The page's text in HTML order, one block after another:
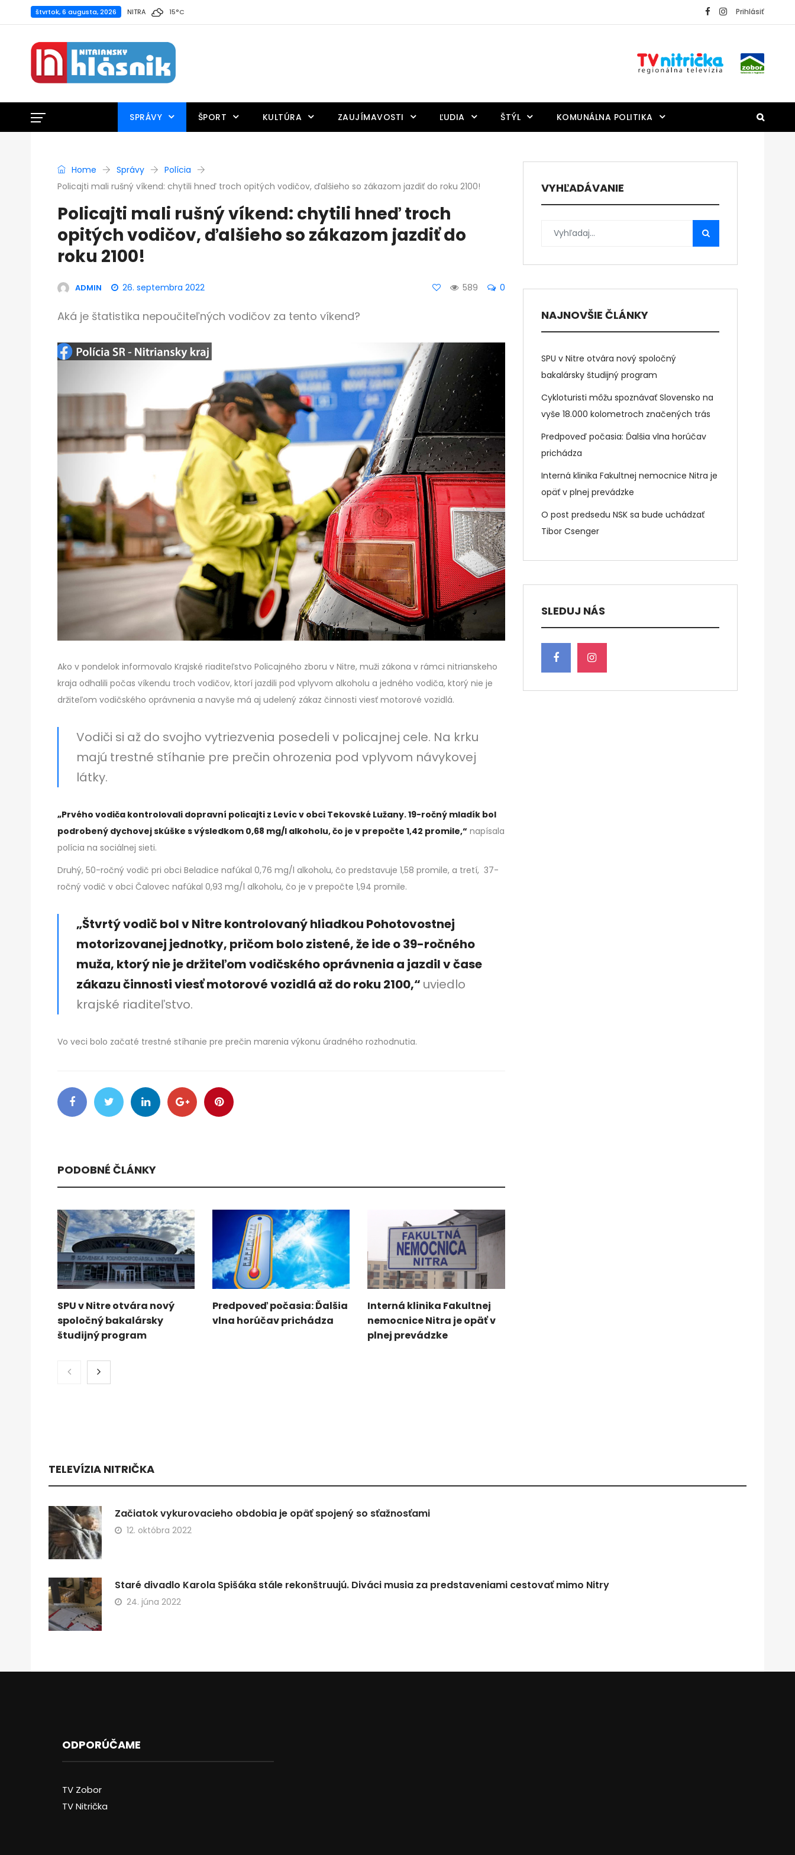
štvrtok, 6 augusta, 2026 NITRA 15°C Prihlásiť
SPRÁVY ŠPORT KULTÚRA ZAUJÍMAVOSTI ĽUDIA ŠTÝL KOMUNÁLNA POLITIKA
Home Správy
Polícia
Policajti mali rušný víkend: chytili hneď troch opitých vodičov, ďalšieho so zákazom jazdiť do roku 2100!
Policajti mali rušný víkend: chytili hneď troch
opitých vodičov, ďalšieho so zákazom jazdiť do
roku 2100!
ADMIN 26. septembra 2022 589 0
Aká je štatistika nepoučiteľných vodičov za tento víkend?
Ako v pondelok informovalo Krajské riaditeľstvo Policajného zboru v Nitre, muži zákona v rámci nitrianskeho
kraja odhalili počas víkendu troch vodičov, ktorí jazdili pod vplyvom alkoholu a jedného vodiča, ktorý nie je
držiteľom vodičského oprávnenia a navyše má aj udelený zákaz činnosti viesť motorové vozidlá.
Vodiči si až do svojho vytriezvenia posedeli v policajnej cele. Na krku
majú trestné stíhanie pre prečin ohrozenia pod vplyvom návykovej
látky.
„Prvého vodiča kontrolovali dopravní policajti z Levíc v obci Tekovské Lužany. 19-ročný mladík bol
podrobený dychovej skúške s výsledkom 0,68 mg/l alkoholu, čo je v prepočte 1,42 promile,“ napísala
polícia na sociálnej sieti.
Druhý, 50-ročný vodič pri obci Beladice nafúkal 0,76 mg/l alkoholu, čo predstavuje 1,58 promile, a tretí, 37-
ročný vodič v obci Čalovec nafúkal 0,93 mg/l alkoholu, čo je v prepočte 1,94 promile.
„Štvrtý vodič bol v Nitre kontrolovaný hliadkou Pohotovostnej
motorizovanej jednotky, pričom bolo zistené, že ide o 39-ročného
muža, ktorý nie je držiteľom vodičského oprávnenia a jazdil v čase
zákazu činnosti viesť motorové vozidlá až do roku 2100,“ uviedlo
krajské riaditeľstvo.
Vo veci bolo začaté trestné stíhanie pre prečin marenia výkonu úradného rozhodnutia.
PODOBNÉ ČLÁNKY
SPU v Nitre otvára nový
spoločný bakalársky
študijný program
Predpoveď počasia: Ďalšia
vlna horúčav prichádza
Interná klinika Fakultnej
nemocnice Nitra je opäť v
plnej prevádzke
VYHĽADÁVANIE
NAJNOVŠIE ČLÁNKY
SPU v Nitre otvára nový spoločný
bakalársky študijný program
Cykloturisti môžu spoznávať Slovensko na
vyše 18.000 kolometroch značených trás
Predpoveď počasia: Ďalšia vlna horúčav
prichádza
Interná klinika Fakultnej nemocnice Nitra je
opäť v plnej prevádzke
O post predsedu NSK sa bude uchádzať
Tibor Csenger
SLEDUJ NÁS
TELEVÍZIA NITRIČKA
Začiatok vykurovacieho obdobia je opäť spojený so sťažnosťami
12. októbra 2022
Staré divadlo Karola Spišáka stále rekonštruujú. Diváci musia za predstaveniami cestovať mimo Nitry
24. júna 2022
ODPORÚČAME
TV Zobor
TV Nitrička